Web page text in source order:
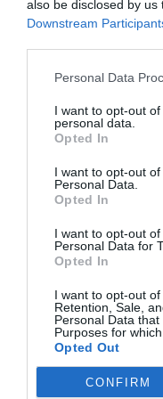
also be disclosed by
Downstream
Personal Data
I want to opt-out
personal data.
Opted In
I want to opt-out
Personal Data.
Opted In
I want to opt-out
Personal Data for
Opted In
I want to opt-out of
Retention, Sale,
Personal Data
Purposes for
Opted Out
CONFIRM
Rotaria, una
enoculturale nel
Roero
Un nuovo Cda
presidente
GIO 5 GIUGNO 2025
Il Gruppo ARGEA
acquisisce
l'obiettivo di
posizionamento
LUN 24 FEBBRAIO 2025